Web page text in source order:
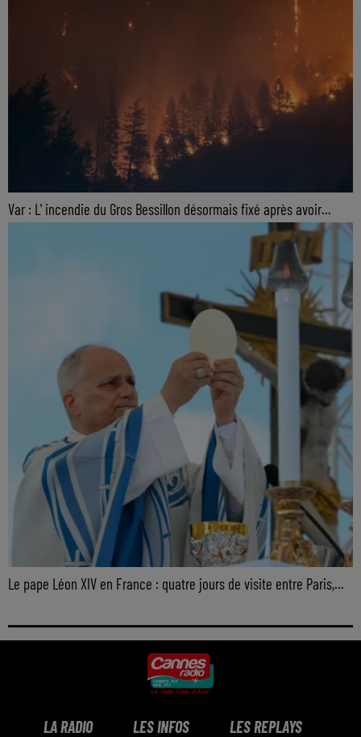
Var : L' incendie du Gros Bessillon désormais fixé après avoir...
Le pape Léon XIV en France : quatre jours de visite entre Paris,...
LA RADIO LES INFOS LES REPLAYS